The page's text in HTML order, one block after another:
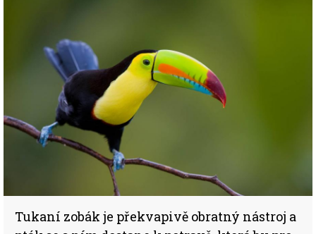
Tukaní zobák je překvapivě obratný nástroj a